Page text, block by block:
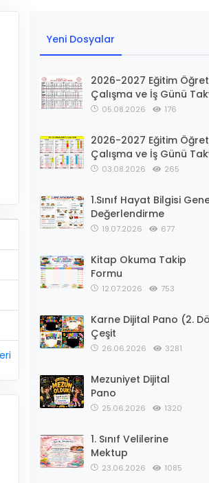
Yeni Dosyalar
2026-2027 Eğitim
Çalışma ve İş Günü
05.08.2026 176
2026-2027 Eğitim
Çalışma ve İş Günü
03.08.2026 265
1.Sınıf Hayat Bilgisi
Değerlendirme
19.07.2026 677
Kitap Okuma Takip
Formu
12.07.2026 753
Karne Dijital Pano (2.
Çeşit
26.06.2026 3281
Mezuniyet Dijital
Pano
25.06.2026 1320
1. Sınıf Velilerine
Mektup
23.06.2026 1085